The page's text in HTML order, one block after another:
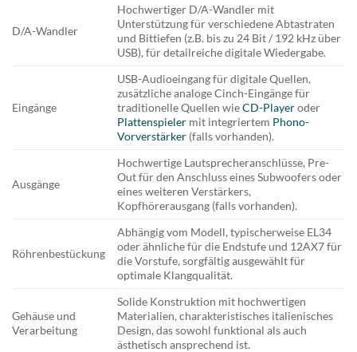
D/A-Wandler
Hochwertiger D/A-Wandler mit
Unterstützung für verschiedene Abtastraten
und Bittiefen (z.B. bis zu 24 Bit / 192 kHz über
USB), für detailreiche digitale Wiedergabe.
Eingänge
USB-Audioeingang für digitale Quellen,
zusätzliche analoge Cinch-Eingänge für
traditionelle Quellen wieCD-Playeroder
Plattenspieler mit integriertem Phono-
Vorverstärker (falls vorhanden).
Ausgänge
Hochwertige Lautsprecheranschlüsse, Pre-
Out für den Anschluss eines Subwoofers oder
eines weiteren Verstärkers,
Kopfhörerausgang (falls vorhanden).
Röhrenbestückung
Abhängig vom Modell, typischerweise EL34
oder ähnliche für die Endstufe und 12AX7 für
die Vorstufe, sorgfältig ausgewählt für
optimale Klangqualität.
Gehäuse und
Verarbeitung
Solide Konstruktion mit hochwertigen
Materialien, charakteristisches italienisches
Design, das sowohl funktional als auch
ästhetisch ansprechend ist.